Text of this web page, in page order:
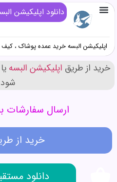
دانلود اپلیکیشن
اپلیکیشن البسه خرید عمده پوشاک ،
خرید از طریق اپلیکیشن البسه یا
شود
ارسال سفارشات
خرید از
دانلود